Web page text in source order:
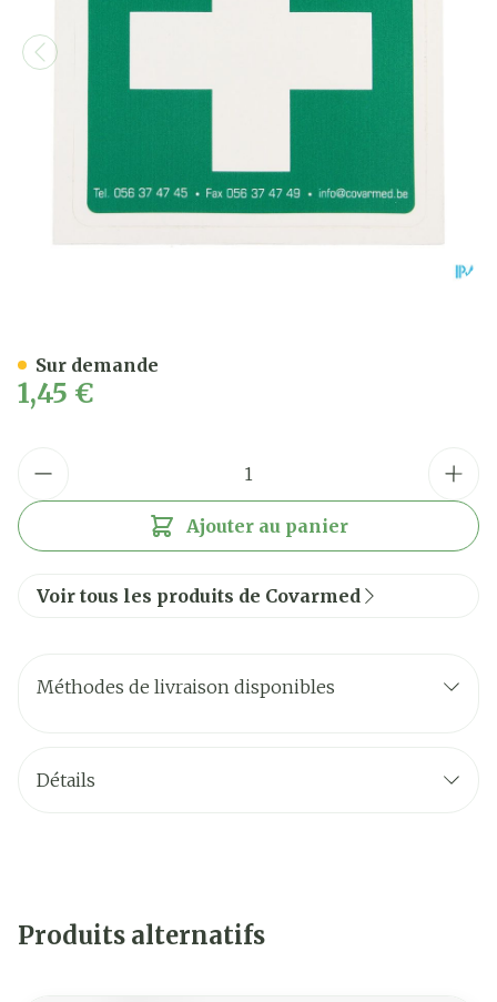
1,45 €
Ajouter au panier
Sur demande
Voir tous les produits de Covarmed
Méthodes de livraison disponibles
Détails
Produits alternatifs